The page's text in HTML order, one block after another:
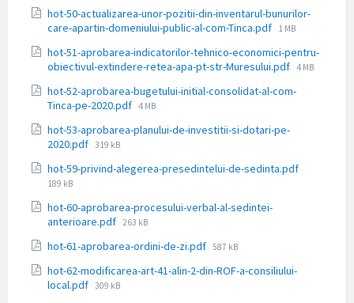
hot-50-actualizarea-unor-pozitii-din-inventarul-bunurilor-
care-apartin-domeniului-public-al-com-Tinca.pdf Dimensiune
1 MB
hot-51-aprobarea-indicatorilor-tehnico-economici-pentru-
obiectivul-extindere-retea-apa-pt-str-Muresului.pdf Dimensiune
4 MB
hot-52-aprobarea-bugetului-initial-consolidat-al-com-
Tinca-pe-2020.pdf Dimensiune
4 MB
hot-53-aprobarea-planului-de-investitii-si-dotari-pe-
2020.pdf Dimensiune
319 kB
hot-59-privind-alegerea-presedintelui-de-sedinta.pdf
189 kB
hot-60-aprobarea-procesului-verbal-al-sedintei-
anterioare.pdf Dimensiune
263 kB
hot-61-aprobarea-ordini-de-zi.pdf Dimensiune
587 kB
hot-62-modificarea-art-41-alin-2-din-ROF-a-consiliului-
local.pdf Dimensiune
309 kB